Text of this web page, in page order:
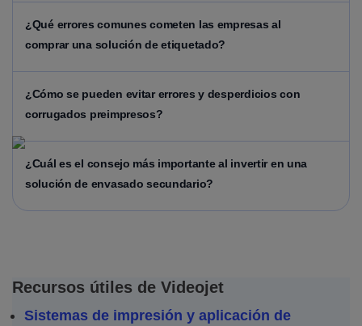
¿Qué errores comunes cometen las empresas al
comprar una solución de etiquetado?
¿Cómo se pueden evitar errores y desperdicios con
corrugados preimpresos?
¿Cuál es el consejo más importante al invertir en una
solución de envasado secundario?
Recursos útiles de Videojet
Sistemas de impresión y aplicación de